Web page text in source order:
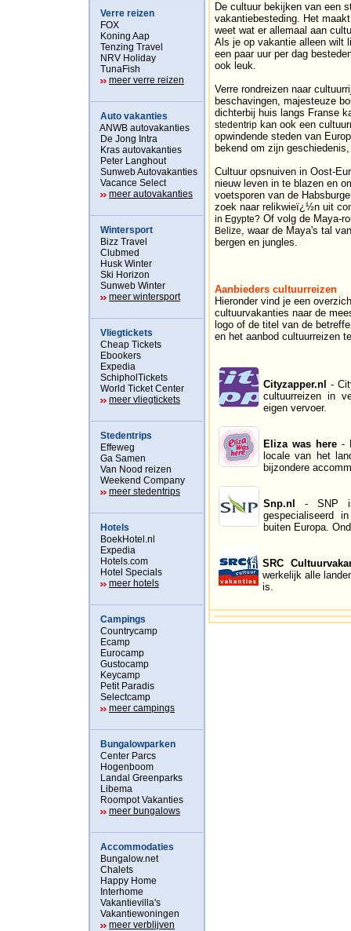
Verre reizen
FOX
Koning Aap
Tenzing Travel
NRV Holiday
TunaFish
meer verre reizen
Auto vakanties
ANWB autovakanties
De Jong Intra
Kras autovakanties
Peter Langhout
Sunweb Autovakanties
Vacance Select
meer autovakanties
Wintersport
Bizz Travel
Clubmed
Husk Winter
Ski Horizon
Sunweb Winter
meer wintersport
Vliegtickets
Cheap Tickets
Ebookers
Expedia
SchipholTickets
World Ticket Center
meer vliegtickets
Stedentrips
Effeweg
Ga Samen
Van Nood reizen
Weekend Company
meer stedentrips
Hotels
BoekHotel.nl
Expedia
Hotels.com
Hotel Specials
meer hotels
Campings
Countrycamp
Ecamp
Eurocamp
Gustocamp
Keycamp
Petit Paradis
Selectcamp
meer campings
Bungalowparken
Center Parcs
Hogenboom
Landal Greenparks
Libema
Roompot Vakanties
meer bungalows
Accommodaties
Bungalow.net
Chalets
Happy Home
Interhome
Vakantievilla's
Vakantiewoningen
meer verblijven
De cultuur bekijken van een
vakantiebesteding. Het
weet wat er allemaal aan
Als je op vakantie alleen wilt
een paar uur per dag
ook leuk.
Verre rondreizen naar
beschavingen, majesteuze
dichterbij huis langs Franse
stedentrip kan ook een
opwindende steden van
bekend om zijn
Cultuur opsnuiven in Oost-
nieuw leven in te blazen en
voetsporen van de
zoek naar relikwieï¿½n uit
in Egypte? Of volg de Maya-
Belize, waar de Maya's tal
bergen en jungles.
Aanbieders cultuurreizen
Hieronder vind je een
cultuurvakanties naar de
logo of de titel van de
en het aanbod cultuurreizen
Cityzapper.nl -
cultuurreizen in
eigen vervoer.
Eliza was here-
locale van het
bijzondere
Snp.nl
- SNP is
gespecialiseerd
buiten Europa.
SRC
werkelijk alle
is.